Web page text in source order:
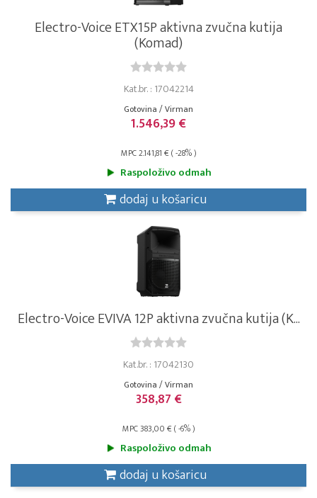
Electro-Voice ETX15P aktivna zvučna kutija
(Komad)
Kat.br. : 17042214
Gotovina / Virman
1.546,39 €
MPC 2.141,81 € ( -28% )
Raspoloživo odmah
dodaj u košaricu
Electro-Voice EVIVA 12P aktivna zvučna kutija (K...
Kat.br. : 17042130
Gotovina / Virman
358,87 €
MPC 383,00 € ( -6% )
Raspoloživo odmah
dodaj u košaricu